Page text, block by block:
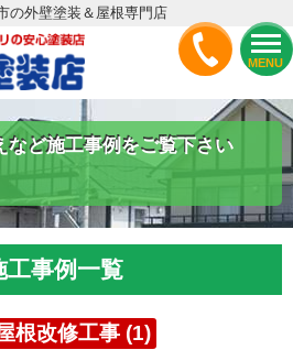
MENU
の外壁塗装＆屋根専門店
など施工事例をご覧下さい
工事例一覧
根改修工事 (1)